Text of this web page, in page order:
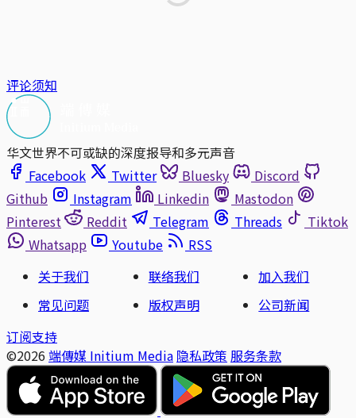
评论须知
华文世界不可或缺的深度报导和多元声音
Facebook
Twitter Bluesky
Discord
Github
Instagram Linkedin
Mastodon
Pinterest
Reddit Telegram Threads
Tiktok
Whatsapp
Youtube
RSS
关于我们
联络我们
加入我们
常见问题
版权声明
公司新闻
订阅支持
©2026 端傳媒 Initium Media 隐私政策 服务条款